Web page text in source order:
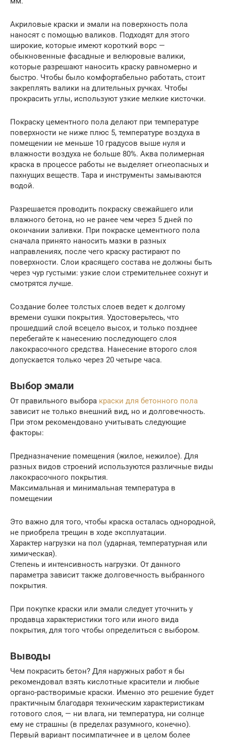
Акриловые краски и эмали на поверхность пола
наносят с помощью валиков. Подходят для этого
широкие, которые имеют короткий ворс —
обыкновенные фасадные и велюровые валики,
которые разрешают наносить краску равномерно и
быстро. Чтобы было комфортабельно работать, стоит
закреплять валики на длительных ручках. Чтобы
прокрасить углы, используют узкие мелкие кисточки.
Покраску цементного пола делают при температуре
поверхности не ниже плюс 5, температуре воздуха в
помещении не меньше 10 градусов выше нуля и
влажности воздуха не больше 80%. Аква полимерная
краска в процессе работы не выделяет огнеопасных и
пахнущих веществ. Тара и инструменты замываются
водой.
Разрешается проводить покраску свежайшего или
влажного бетона, но не ранее чем через 5 дней по
окончании заливки. При покраске цементного пола
сначала принято наносить мазки в разных
направлениях, после чего краску растирают по
поверхности. Слои красящего состава не должны быть
через чур густыми: узкие слои стремительнее сохнут и
смотрятся лучше.
Создание более толстых слоев ведет к долгому
времени сушки покрытия. Удостоверьтесь, что
прошедший слой всецело высох, и только позднее
перебегайте к нанесению последующего слоя
лакокрасочного средства. Нанесение второго слоя
допускается только через 20 четыре часа.
Выбор эмали
От правильного выбора краски для бетонного пола
зависит не только внешний вид, но и долговечность.
При этом рекомендовано учитывать следующие
факторы:
Предназначение помещения (жилое, нежилое). Для
разных видов строений используются различные виды
лакокрасочного покрытия.
Максимальная и минимальная температура в
помещении
Это важно для того, чтобы краска осталась однородной,
не приобрела трещин в ходе эксплуатации.
Характер нагрузки на пол (ударная, температурная или
химическая).
Степень и интенсивность нагрузки. От данного
параметра зависит также долговечность выбранного
покрытия.
При покупке краски или эмали следует уточнить у
продавца характеристики того или иного вида
покрытия, для того чтобы определиться с выбором.
Выводы
Чем покрасить бетон? Для наружных работ я бы
рекомендовал взять кислотные красители и любые
органо-растворимые краски. Именно это решение будет
практичным благодаря техническим характеристикам
готового слоя, — ни влага, ни температура, ни солнце
ему не страшны (в пределах разумного, конечно).
Первый вариант посимпатичнее и в целом более